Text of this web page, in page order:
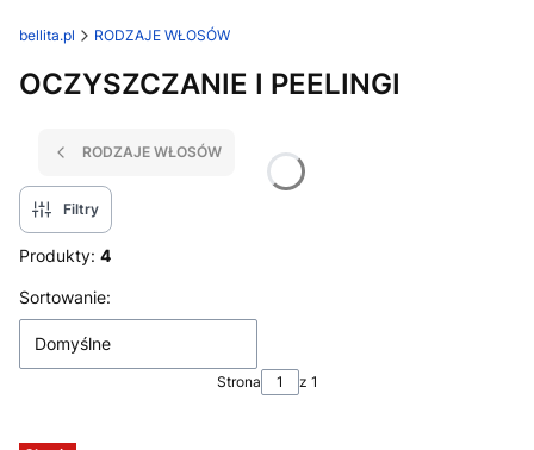
bellita.pl RODZAJE WŁOSÓW
OCZYSZCZANIE I PEELINGI
RODZAJE WŁOSÓW
Filtry
Produkty: 4
Lista produktów
Sortowanie:
Domyślne
Strona z 1